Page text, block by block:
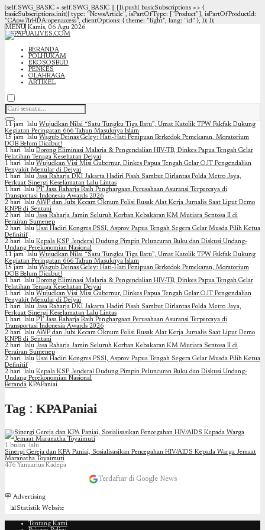
(self.SWG_BASIC = self.SWG_BASIC || []).push( basicSubscriptions => {
basicSubscriptions.init({ type: "NewsArticle", isPartOfType: ["Product"], isPartOfProductId:
"CAow7IrHDA:openaccess", clientOptions: { theme: "light", lang: "id" }, }); });
MENU Kamis, 06 Agu 2026
BERANDA
POLHUKAM
EKOSOSBUD
PENKES
OLAHRAGA
ARTIKEL
11 jam lalu Wujudkan Nilai “Satu Tungku Tiga Batu”, Umat Katolik TPW Fakfak Dukung
Kegiatan Peringatan 666 Tahun Masuknya Islam
15 jam lalu Wagub Deinas Geley: Hati-Hati Penipuan Berkedok Pemekaran, Moratorium
DOB Belum Dicabut!
1 hari lalu Dorong Eliminasi Malaria & Pengendalian HIV-TB, Dinkes Papua Tengah Gelar
Pelatihan Tenaga Kesehatan Deiyai
1 hari lalu Wujudkan Visi Misi Gubernur, Dinkes Papua Tengah Gelar OJT Pengendalian
Penyakit Menular di Deiyai
1 hari lalu Jasa Raharja DKI Jakarta Hadiri Pisah Sambut Dirlantas Polda Metro Jaya,
Perkuat Sinergi Keselamatan Lalu Lintas
1 hari lalu PT Jasa Raharja Raih Penghargaan Perusahaan Asuransi Terpercaya di
Transportasi Indonesia Awards 2026
2 hari lalu AWP dan Jubi Kecam Oknum Polisi Rusak Alat Kerja Jurnalis Saat Liput Demo
KNPB di Sentani
2 hari lalu Jasa Raharja Jamin Seluruh Korban Kebakaran KM Mutiara Sentosa II di
Perairan Sumenep
2 hari lalu Usai Hadiri Kongres PSSI, Asprov Papua Tengah Segera Gelar Musda Pilih Ketua
Definitif
2 hari lalu Kepala KSP Jenderal Dudung Pimpin Peluncuran Buku dan Diskusi Undang-
Undang Perekonomian Nasional
11 jam lalu Wujudkan Nilai “Satu Tungku Tiga Batu”, Umat Katolik TPW Fakfak Dukung
Kegiatan Peringatan 666 Tahun Masuknya Islam
15 jam lalu Wagub Deinas Geley: Hati-Hati Penipuan Berkedok Pemekaran, Moratorium
DOB Belum Dicabut!
1 hari lalu Dorong Eliminasi Malaria & Pengendalian HIV-TB, Dinkes Papua Tengah Gelar
Pelatihan Tenaga Kesehatan Deiyai
1 hari lalu Wujudkan Visi Misi Gubernur, Dinkes Papua Tengah Gelar OJT Pengendalian
Penyakit Menular di Deiyai
1 hari lalu Jasa Raharja DKI Jakarta Hadiri Pisah Sambut Dirlantas Polda Metro Jaya,
Perkuat Sinergi Keselamatan Lalu Lintas
1 hari lalu PT Jasa Raharja Raih Penghargaan Perusahaan Asuransi Terpercaya di
Transportasi Indonesia Awards 2026
2 hari lalu AWP dan Jubi Kecam Oknum Polisi Rusak Alat Kerja Jurnalis Saat Liput Demo
KNPB di Sentani
2 hari lalu Jasa Raharja Jamin Seluruh Korban Kebakaran KM Mutiara Sentosa II di
Perairan Sumenep
2 hari lalu Usai Hadiri Kongres PSSI, Asprov Papua Tengah Segera Gelar Musda Pilih Ketua
Definitif
2 hari lalu Kepala KSP Jenderal Dudung Pimpin Peluncuran Buku dan Diskusi Undang-
Undang Perekonomian Nasional
Beranda KPAPaniai
Tag : KPAPaniai
1 bulan lalu
Sinergi Gereja dan KPA Paniai, Sosialisasikan Pencegahan HIV/AIDS Kepada Warga Jemaat
Maranatha Toyaimuti
476 Yanuarius Kadepa
Terdaftar di Google News
🪧 Advertising
📊Statistik Website
Tentang Kami